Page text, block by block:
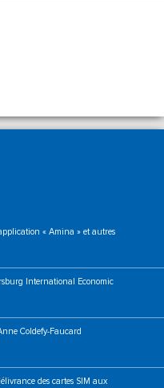
« Amina » et autres
International Economic
Coldefy-Faucard
des cartes SIM aux